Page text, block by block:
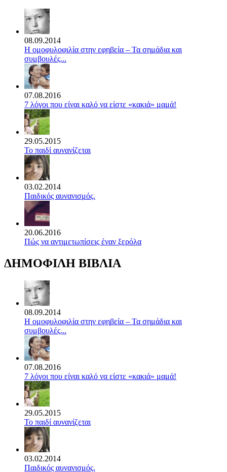
08.09.2014
Η ομοφυλοφιλία στην εφηβεία – Τα σημάδια και
συμβουλές...
07.08.2016
7 λόγοι που είναι καλό να είστε «κακιά» μαμά!
29.05.2015
Το παιδί αυνανίζεται
03.02.2014
Παιδικός αυνανισμός.
20.06.2016
Πώς να αντιμετωπίσεις έναν ξερόλα
ΔΗΜΟΦΙΛΗ ΒΙΒΛΙΑ
08.09.2014
Η ομοφυλοφιλία στην εφηβεία – Τα σημάδια και
συμβουλές...
07.08.2016
7 λόγοι που είναι καλό να είστε «κακιά» μαμά!
29.05.2015
Το παιδί αυνανίζεται
03.02.2014
Παιδικός αυνανισμός.